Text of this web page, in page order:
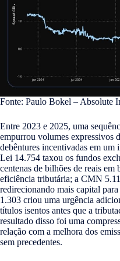
Fonte: Paulo Bokel – Absolute
Entre 2023 e 2025, uma
empurrou volumes expressivos
debêntures incentivadas em
Lei 14.754 taxou os fundos
centenas de bilhões de reais em
eficiência tributária; a CMN
redirecionando mais capital
1.303 criou uma urgência
títulos isentos antes que a
resultado disso foi uma
relação com a melhora dos
sem precedentes.